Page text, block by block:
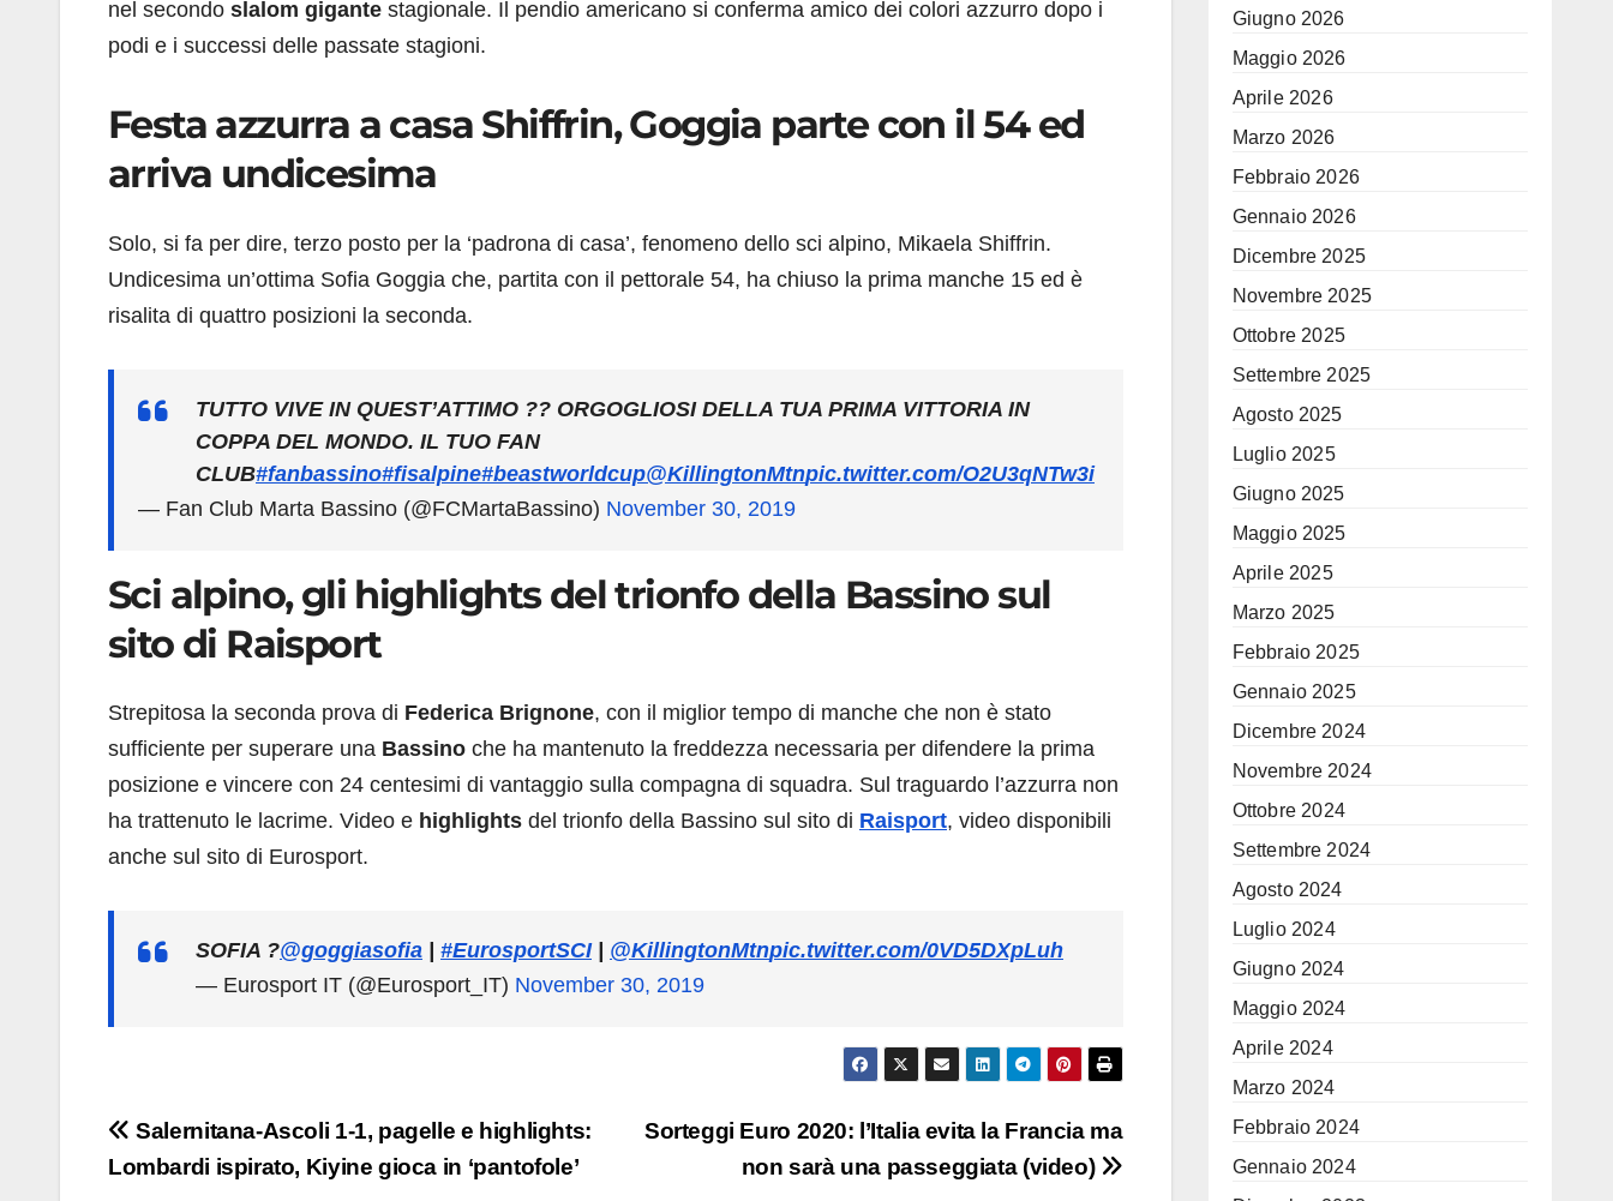
nel secondo slalom gigante stagionale. Il pendio americano si conferma amico dei colori azzurro dopo i
podi e i successi delle passate stagioni.
Festa azzurra a casa Shiffrin, Goggia parte con il 54 ed
arriva undicesima
Solo, si fa per dire, terzo posto per la ‘padrona di casa’, fenomeno dello sci alpino, Mikaela Shiffrin.
Undicesima un’ottima Sofia Goggia che, partita con il pettorale 54, ha chiuso la prima manche 15 ed è
risalita di quattro posizioni la seconda.
TUTTO VIVE IN QUEST’ATTIMO ?? ORGOGLIOSI DELLA TUA PRIMA VITTORIA IN
COPPA DEL MONDO. IL TUO FAN
CLUB#fanbassino#fisalpine#beastworldcup@KillingtonMtnpic.twitter.com/O2U3qNTw3i
— Fan Club Marta Bassino (@FCMartaBassino) November 30, 2019
Sci alpino, gli highlights del trionfo della Bassino sul
sito di Raisport
Strepitosa la seconda prova di Federica Brignone, con il miglior tempo di manche che non è stato
sufficiente per superare una Bassino che ha mantenuto la freddezza necessaria per difendere la prima
posizione e vincere con 24 centesimi di vantaggio sulla compagna di squadra. Sul traguardo l’azzurra non
ha trattenuto le lacrime. Video e highlights del trionfo della Bassino sul sito di Raisport, video disponibili
anche sul sito di Eurosport.
SOFIA ?️@goggiasofia | #EurosportSCI| @KillingtonMtnpic.twitter.com/0VD5DXpLuh
— Eurosport IT (@Eurosport_IT) November 30, 2019
Navigazione
articoli
Sorteggi Euro 2020: l’Italia evita la Francia ma
non sarà una passeggiata (video)
Salernitana-Ascoli 1-1, pagelle e highlights:
Lombardi ispirato, Kiyine gioca in ‘pantofole’
Giugno 2026
Maggio 2026
Aprile 2026
Marzo 2026
Febbraio 2026
Gennaio 2026
Dicembre 2025
Novembre 2025
Ottobre 2025
Settembre 2025
Agosto 2025
Luglio 2025
Giugno 2025
Maggio 2025
Aprile 2025
Marzo 2025
Febbraio 2025
Gennaio 2025
Dicembre 2024
Novembre 2024
Ottobre 2024
Settembre 2024
Agosto 2024
Luglio 2024
Giugno 2024
Maggio 2024
Aprile 2024
Marzo 2024
Febbraio 2024
Gennaio 2024